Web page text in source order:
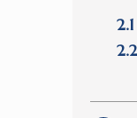
2.1
2.2